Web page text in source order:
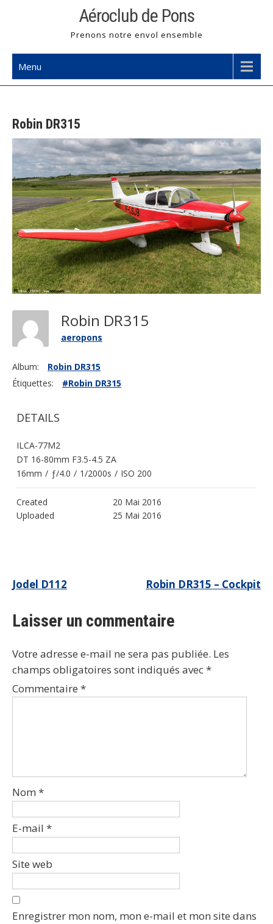
Aéroclub de Pons
Prenons notre envol ensemble
Menu
Robin DR315
Robin DR315
aeropons
Album:
Robin DR315
Étiquettes:
#Robin DR315
DETAILS
ILCA-77M2
DT 16-80mm F3.5-4.5 ZA
16mm / ƒ/4.0 / 1/2000s / ISO 200
Created
20 Mai 2016
Uploaded
25 Mai 2016
Navigation
l’article
Jodel D112 Robin DR315 – Cockpit
Laisser un commentaire
Votre adresse e-mail ne sera pas publiée. Les
champs obligatoires sont indiqués avec*
Commentaire *
Nom *
E-mail *
Site web
Enregistrer mon nom, mon e-mail et mon site dans